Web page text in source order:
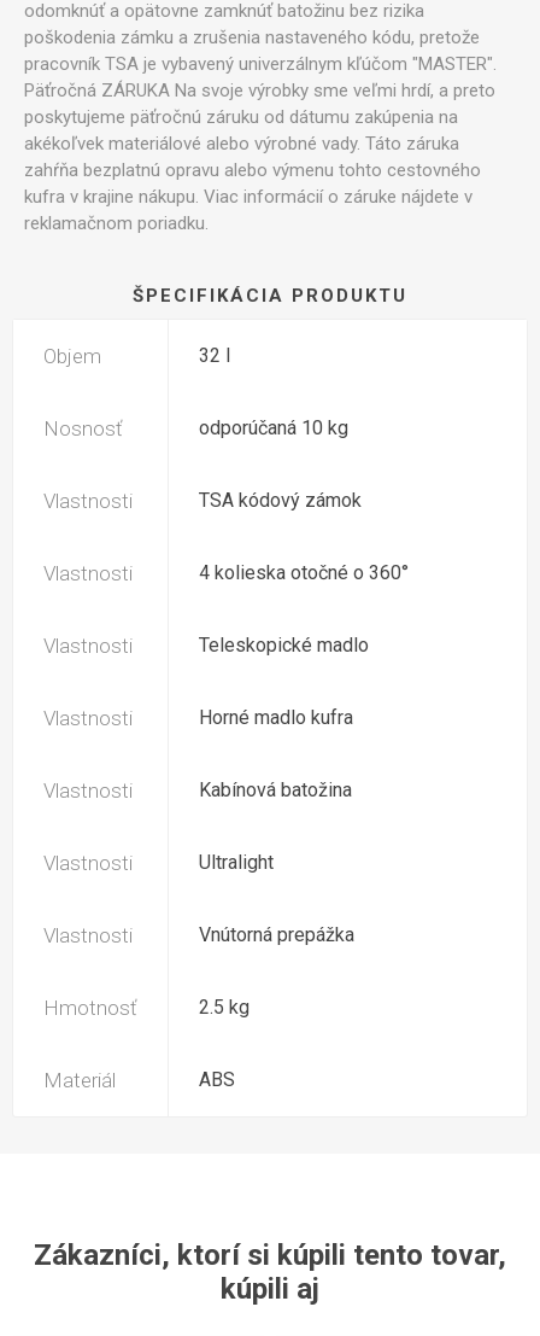
odomknúť a opätovne zamknúť batožinu bez rizika
poškodenia zámku a zrušenia nastaveného kódu, pretože
pracovník TSA je vybavený univerzálnym kľúčom "MASTER".
Päťročná ZÁRUKA Na svoje výrobky sme veľmi hrdí, a preto
poskytujeme päťročnú záruku od dátumu zakúpenia na
akékoľvek materiálové alebo výrobné vady. Táto záruka
zahŕňa bezplatnú opravu alebo výmenu tohto cestovného
kufra v krajine nákupu. Viac informácií o záruke nájdete v
reklamačnom poriadku.
ŠPECIFIKÁCIA PRODUKTU
Objem 32 l
Nosnosť odporúčaná 10 kg
Vlastnosti TSA kódový zámok
Vlastnosti 4 kolieska otočné o 360°
Vlastnosti Teleskopické madlo
Vlastnosti Horné madlo kufra
Vlastnosti Kabínová batožina
Vlastnosti Ultralight
Vlastnosti Vnútorná prepážka
Hmotnosť 2.5 kg
Materiál ABS
Zákazníci, ktorí si kúpili tento tovar,
kúpili aj